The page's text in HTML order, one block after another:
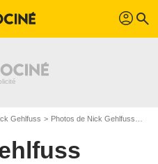
profil search
Gehlfuss Photos de Nick Gehlfuss